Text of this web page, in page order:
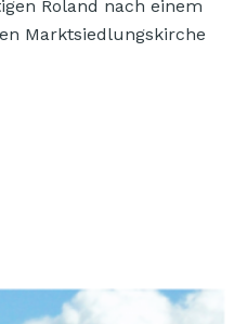
Roland nach einem
Marktsiedlungskirche